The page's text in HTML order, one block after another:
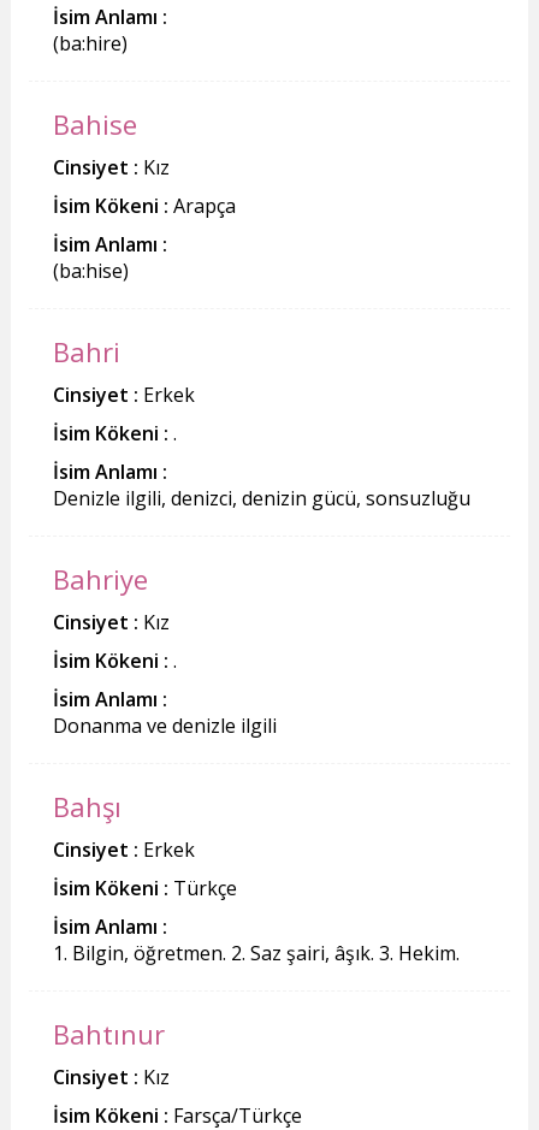
İsim Anlamı :
(ba:hire)
Bahise
Cinsiyet : Kız
İsim Kökeni : Arapça
İsim Anlamı :
(ba:hise)
Bahri
Cinsiyet : Erkek
İsim Kökeni : .
İsim Anlamı :
Denizle ilgili, denizci, denizin gücü, sonsuzluğu
Bahriye
Cinsiyet : Kız
İsim Kökeni : .
İsim Anlamı :
Donanma ve denizle ilgili
Bahşı
Cinsiyet : Erkek
İsim Kökeni : Türkçe
İsim Anlamı :
1. Bilgin, öğretmen. 2. Saz şairi, âşık. 3. Hekim.
Bahtınur
Cinsiyet : Kız
İsim Kökeni : Farsça/Türkçe